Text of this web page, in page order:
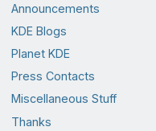
Announcements
KDE Blogs
Planet KDE
Press Contacts
Miscellaneous Stuff
Thanks